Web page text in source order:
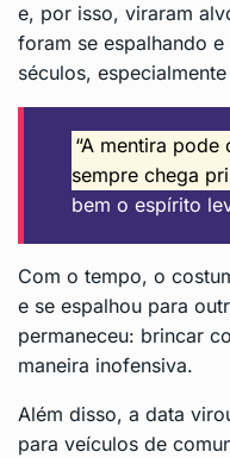
e, por isso, viraram
foram se espalhando
séculos,
“A mentira
sempre chega
bem o espírito
Com o tempo, o
e se espalhou para
permaneceu: brincar
maneira inofensiva.
Além disso, a data
para veículos de